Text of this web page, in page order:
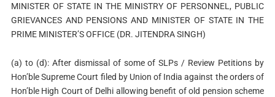
MINISTER OF STATE IN THE MINISTRY OF PERSONNEL, PUBLIC
GRIEVANCES AND PENSIONS AND MINISTER OF STATE IN THE
PRIME MINISTER’S OFFICE (DR. JITENDRA SINGH)
(a) to (d): After dismissal of some of SLPs / Review Petitions by
Hon’ble Supreme Court filed by Union of India against the orders of
Hon’ble High Court of Delhi allowing benefit of old pension scheme